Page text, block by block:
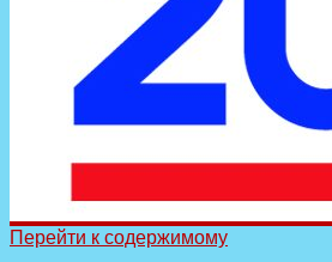
Перейти к содержимому